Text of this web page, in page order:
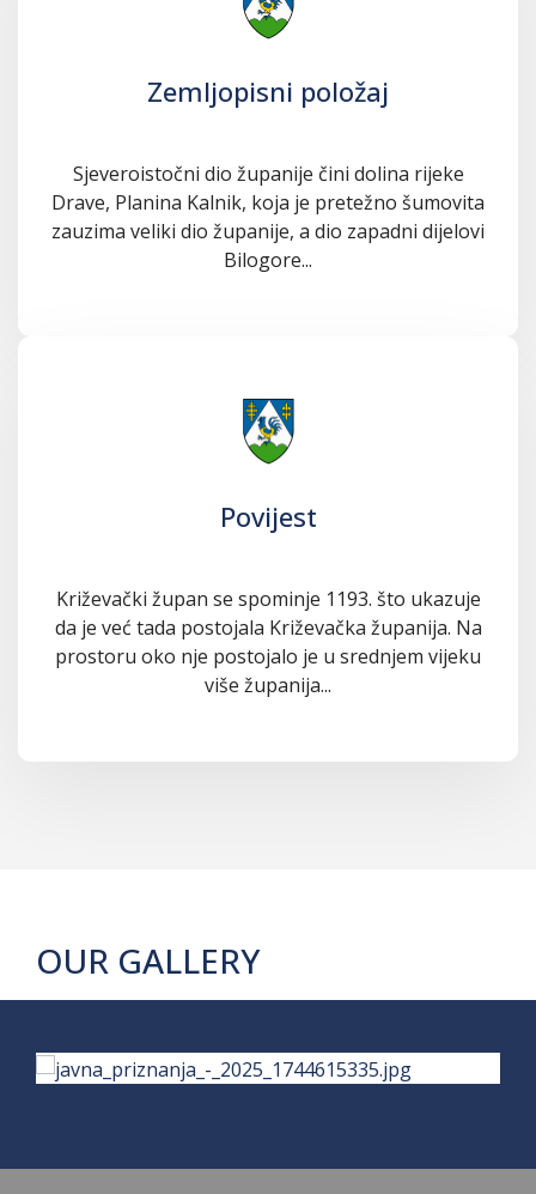
Zemljopisni položaj
Sjeveroistočni dio županije čini dolina rijeke
Drave, Planina Kalnik, koja je pretežno šumovita
zauzima veliki dio županije, a dio zapadni dijelovi
Bilogore...
Povijest
Križevački župan se spominje 1193. što ukazuje
da je već tada postojala Križevačka županija. Na
prostoru oko nje postojalo je u srednjem vijeku
više županija...
OUR GALLERY